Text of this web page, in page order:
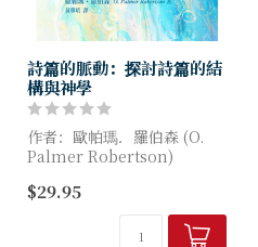
詩篇的脈動：探討詩篇的結
構與神學
作者：歐帕瑪．羅伯森 (O.
Palmer Robertson)
讀本書真是一大享受！它具學
術深度又淺顯易懂，使我們看
見詩篇是有次序、有主題的編
$29.95